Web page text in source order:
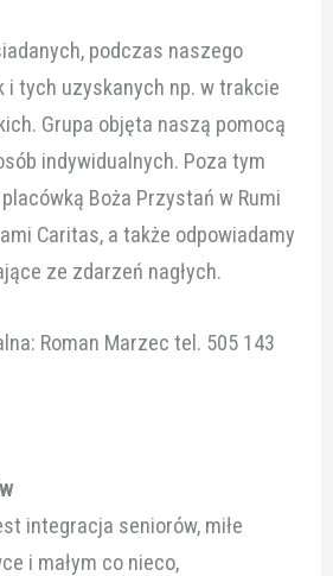
podczas naszego
i tych uzyskanych np. w trakcie
Grupa objęta naszą pomocą
indywidualnych. Poza tym
Boża Przystań w Rumi
Caritas, a także odpowiadamy
ze zdarzeń nagłych.
Roman Marzec tel. 505 143
integracja seniorów, miłe
i małym co nieco,